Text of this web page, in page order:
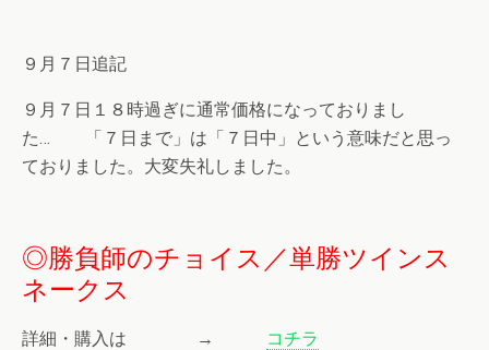
９月７日追記
９月７日１８時過ぎに通常価格になっておりまし
た… 「７日まで」は「７日中」という意味だと思っ
ておりました。大変失礼しました。
◎勝負師のチョイス／単勝ツインス
ネークス
詳細・購入は → コチラ